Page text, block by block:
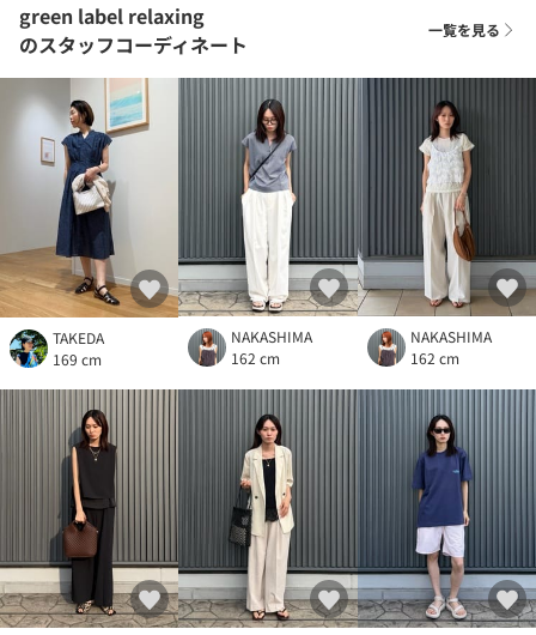
green label relaxing
のスタッフコーディネート
一覧を見る
TAKEDA
169 cm
NAKASHIMA
162 cm
NAKASHIMA
162 cm